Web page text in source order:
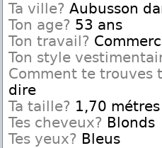
Ta ville? Aubusson
Ton age? 53 ans
Ton travail?
Ton style
Comment te trouves
dire
Ta taille? 1,70 métres
Tes cheveux? Blonds
Tes yeux? Bleus